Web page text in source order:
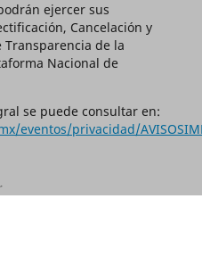
ejercer sus
Cancelación y
de la
Nacional de
se puede consultar en:
eventos/privacidad/